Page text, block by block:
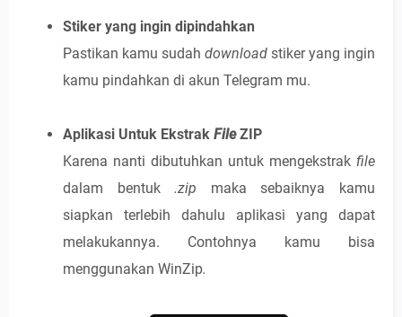
Stiker yang ingin dipindahkan
Pastikan kamu sudah download stiker yang ingin
kamu pindahkan di akun Telegram mu.
Aplikasi Untuk Ekstrak FileZIP
Karena nanti dibutuhkan untuk mengekstrak file
dalam bentuk.zip maka sebaiknya kamu
siapkan terlebih dahulu aplikasi yang dapat
melakukannya. Contohnya kamu bisa
menggunakan WinZip.